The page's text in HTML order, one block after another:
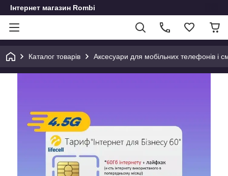
Інтернет магазин Rombi
Каталог товарів Аксесуари для мобільних телефонів і